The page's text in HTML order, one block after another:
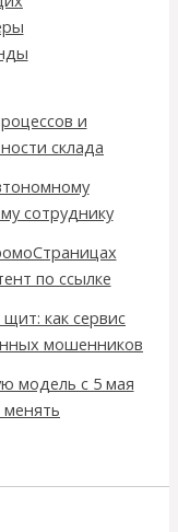
и
склада
сотруднику
по ссылке
как сервис
мошенников
модель с 5 мая